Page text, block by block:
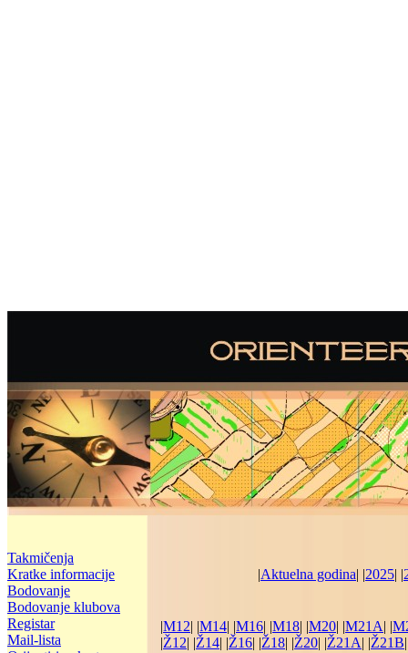
Takmičenja
Kratke informacije
Bodovanje
Bodovanje klubova
Registar
Mail-lista
|Aktuelna godina| |2025| |
|M12| |M14| |M16| |M18| |M20| |M21A| |
|Ž12| |Ž14| |Ž16| |Ž18| |Ž20| |Ž21A| |Ž21B